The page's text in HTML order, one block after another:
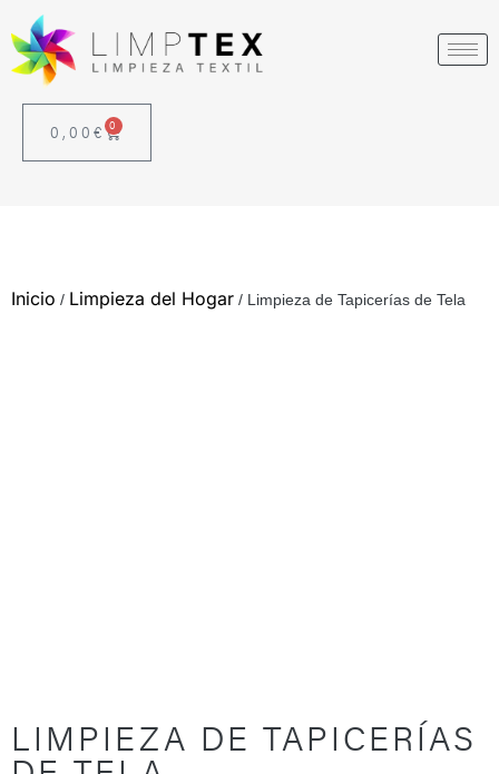
0,00 € 0
Inicio / Limpieza del Hogar / Limpieza de Tapicerías de Tela
LIMPIEZA DE TAPICERÍAS